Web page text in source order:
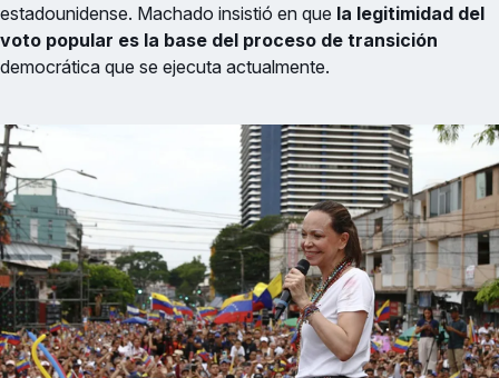
estadounidense. Machado insistió en que la legitimidad del
voto popular es la base del proceso de transición
democrática que se ejecuta actualmente.